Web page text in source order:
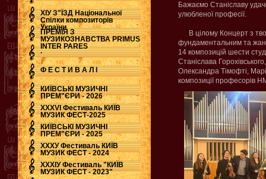
ХІУ З"ЇЗД Національної
Спілки композиторів
України
ПРЕМІЯ З
МУЗИКОЗНАВСТВА PRIMUS
INTER PARES
.
Ф Е С Т И В А Л І
КИЇВСЬКІ МУЗИЧНІ
ПРЕМ"ЄРИ - 2026
ХХХVI Фестиваль КИЇВ
МУЗИК ФЕСТ-2025
КИЇВСЬКІ МУЗИЧНІ
ПРЕМ"ЄРИ - 2025
ХХХУ Фестиваль КИЇВ
МУЗИК ФЕСТ - 2024
ХХХІУ Фестиваль "КИЇВ
МУЗИК ФЕСТ - 2023"
Бажаємо Станіславу
улюбленої професії.
В цілому Концерт з
фундаментальним та
14 композицій шести
Станіслава
Олександра Тімофті,
композиції професорів